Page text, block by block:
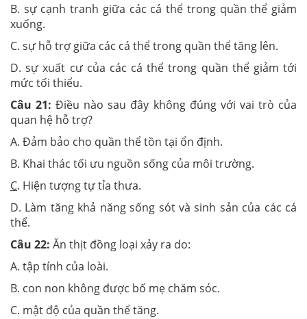
B. sự cạnh tranh giữa các cá thể trong quần thể giảm
xuống.
C. sự hỗ trợ giữa các cá thể trong quần thể tăng lên.
D. sự xuất cư của các cá thể trong quần thể giảm tới
mức tối thiểu.
Câu 21: Điều nào sau đây không đúng với vai trò của
quan hệ hỗ trợ?
A. Đảm bảo cho quần thể tồn tại ổn định.
B. Khai thác tối ưu nguồn sống của môi trường.
C. Hiện tượng tự tỉa thưa.
D. Làm tăng khả năng sống sót và sinh sản của các cá
thể.
Câu 22: Ăn thịt đồng loại xảy ra do:
A. tập tính của loài.
B. con non không được bố mẹ chăm sóc.
C. mật độ của quần thể tăng.